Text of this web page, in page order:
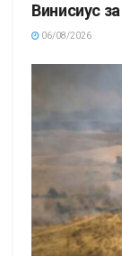
Винисиус
06/08/2026